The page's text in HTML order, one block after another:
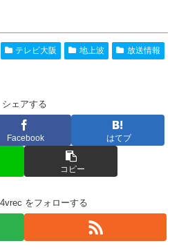
テレビ大阪 地上波 放送情報
シェアする
Facebook はてブ
コピー
をフォローする